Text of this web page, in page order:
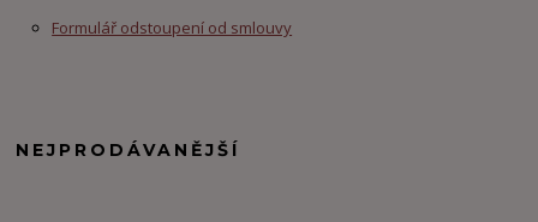
Formulář odstoupení od smlouvy
NEJPRODÁVANĚJŠÍ